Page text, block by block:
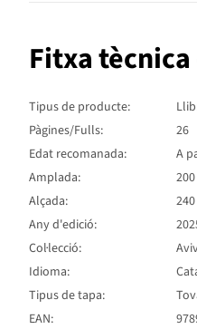
Fitxa
Tipus de producte:
Pàgines/Fulls:
26
Edat recomanada:
A
Amplada:
Alçada:
Any d'edició:
Col·lecció:
Idioma:
Tipus de tapa:
EAN: